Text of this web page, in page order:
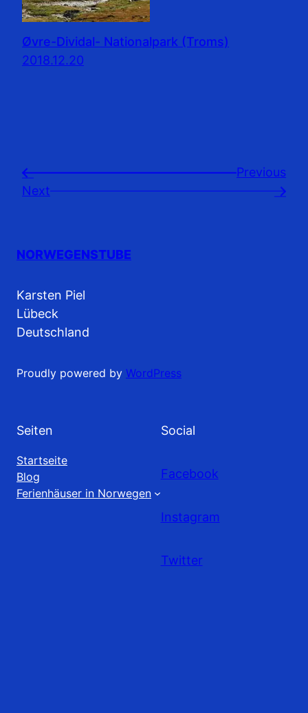
Øvre-Dividal- Nationalpark (Troms)
2018.12.20
←
Previousㅤ
Next
→
NORWEGENSTUBE
Karsten Piel
Lübeck
Deutschland
Proudly powered by WordPress
Seiten
Startseite
Blog
Ferienhäuser in Norwegen
Social
Facebook
Instagram
Twitter